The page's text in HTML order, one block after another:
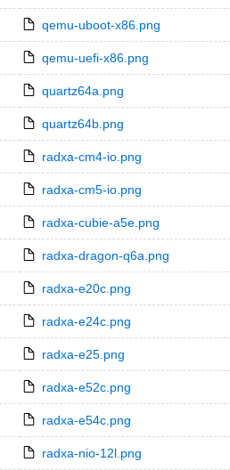
qemu-uboot-x86.png
qemu-uefi-x86.png
quartz64a.png
quartz64b.png
radxa-cm4-io.png
radxa-cm5-io.png
radxa-cubie-a5e.png
radxa-dragon-q6a.png
radxa-e20c.png
radxa-e24c.png
radxa-e25.png
radxa-e52c.png
radxa-e54c.png
radxa-nio-12l.png